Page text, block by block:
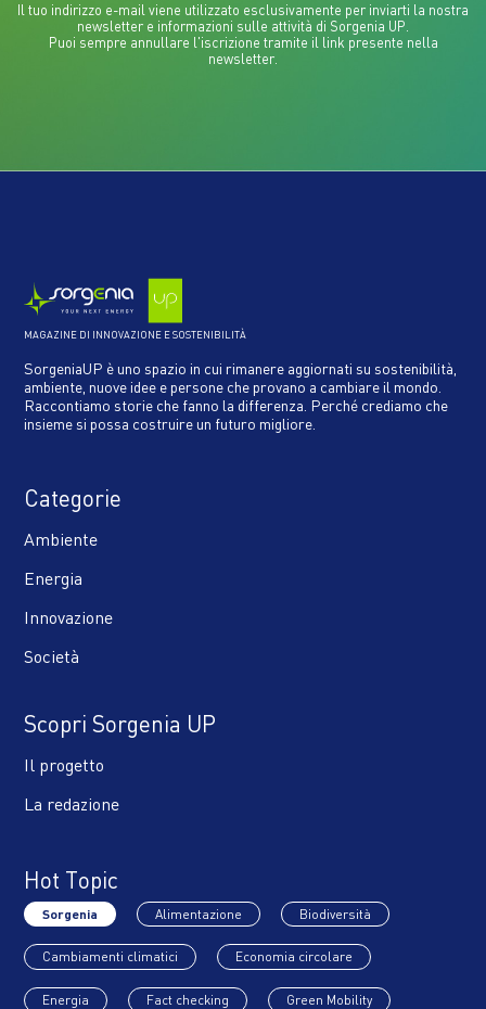
Il tuo indirizzo e-mail viene utilizzato esclusivamente per inviarti la nostra
newsletter e informazioni sulle attività di Sorgenia UP.
Puoi sempre annullare l'iscrizione tramite il link presente nella
newsletter.
MAGAZINE DI INNOVAZIONE E SOSTENIBILITÀ
SorgeniaUP è uno spazio in cui rimanere aggiornati su sostenibilità,
ambiente, nuove idee e persone che provano a cambiare il mondo.
Raccontiamo storie che fanno la differenza. Perché crediamo che
insieme si possa costruire un futuro migliore.
Categorie
Ambiente
Energia
Innovazione
Società
Scopri Sorgenia UP
Il progetto
La redazione
Hot Topic
Sorgenia Alimentazione Biodiversità
Cambiamenti climatici Economia circolare
Energia Fact checking Green Mobility